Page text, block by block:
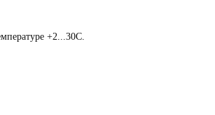
+2...30C.